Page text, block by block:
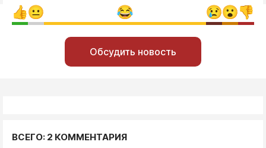
Обсудить новость
ВСЕГО: 2 КОММЕНТАРИЯ